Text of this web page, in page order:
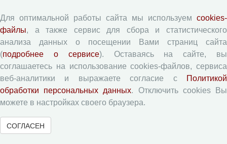
Приватность
Рецензентам
Памятка рецензенту
Форма рецензии
Журналы ВолНЦ РАН
Для оптимальной работы сайта мы используем cookies-
файлы, а также сервис для сбора и статистического
анализа данных о посещении Вами страниц сайта
(подробнее о сервисе). Оставаясь на сайте, вы
соглашаетесь на использование cookies-файлов, сервиса
веб-аналитики и выражаете согласие с
Политикой
обработки персональных данных. Отключить cookies Вы
можете в настройках своего браузера.
СОГЛАСЕН